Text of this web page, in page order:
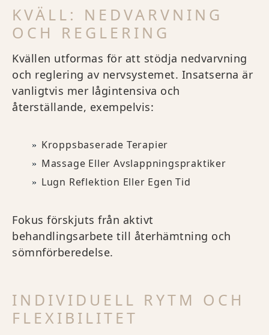
KVÄLL: NEDVARVNING
OCH REGLERING
Kvällen utformas för att stödja nedvarvning
och reglering av nervsystemet. Insatserna är
vanligtvis mer lågintensiva och
återställande, exempelvis:
Kroppsbaserade Terapier
Massage Eller Avslappningspraktiker
Lugn Reflektion Eller Egen Tid
Fokus förskjuts från aktivt
behandlingsarbete till återhämtning och
sömnförberedelse.
INDIVIDUELL RYTM OCH
FLEXIBILITET